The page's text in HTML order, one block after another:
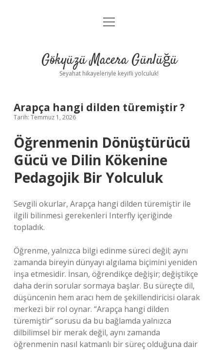
Anasayfa
Yasal Uyarı
menüyü
Gökyüzü Macera Günlüğü
Seyahat hikayeleriyle keyifli yolculuk!
Arapça hangi dilden türemiştir ?
Tarih: Temmuz 1, 2026
Öğrenmenin Dönüştürücü
Gücü ve Dilin Kökenine
Pedagojik Bir Yolculuk
Sevgili okurlar, Arapça hangi dilden türemiştir ile
ilgili bilinmesi gerekenleri Interfly içeriğinde
topladık.
Öğrenme, yalnızca bilgi edinme süreci değil; aynı
zamanda bireyin dünyayı algılama biçimini yeniden
inşa etmesidir. İnsan, öğrendikçe değişir; değiştikçe
daha derin sorular sormaya başlar. Bu süreçte dil,
düşüncenin hem aracı hem de şekillendiricisi olarak
merkezi bir rol oynar. “Arapça hangi dilden
türemiştir” sorusu da bu bağlamda yalnızca
dilbilimsel bir merak değil, aynı zamanda
öğrenmenin nasıl katmanlı bir süreç olduğuna dair